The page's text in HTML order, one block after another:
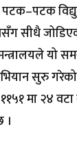
पटक–पटक
सीधै
यो
सुरु
मा २४ वटा
।